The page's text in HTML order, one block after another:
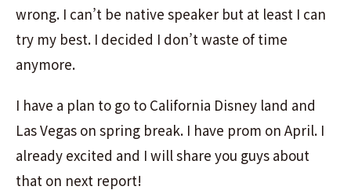
wrong. I can’t be native speaker but at least I can
try my best. I decided I don’t waste of time
anymore.
I have a plan to go to California Disney land and
Las Vegas on spring break. I have prom on April. I
already excited and I will share you guys about
that on next report!